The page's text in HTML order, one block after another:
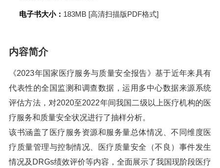
电子书大小： 183MB [高清扫描版PDF格式]
内容简介
《2023年国家医疗服务与质量安全报告》基于近年来具有
代表性的全国监测和调查数据，运用多中心数据来源系统
评估方法，对2020至2022年间我国二级以上医疗机构的医
疗服务和质量安全状况进行了抽样分析。
该书涵盖了医疗服务资源和服务量总体情况、不同维度医
疗质量管理与控制情况、医疗质量安全（不良）事件发生
情况及DRGs绩效评价等内容，全面展示了我国现阶段医疗